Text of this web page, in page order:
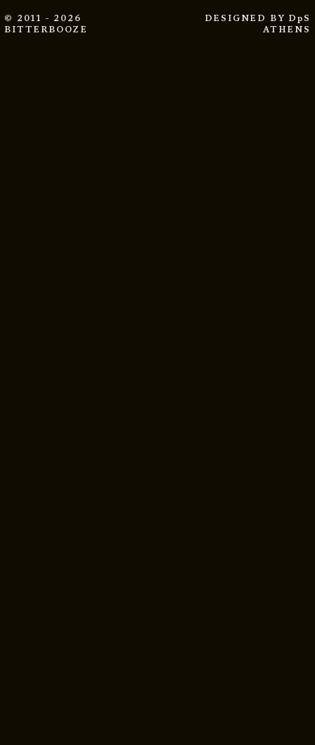
© 2011 - 2026
BITTERBOOZE
DESIGNED BY DpS
ATHENS